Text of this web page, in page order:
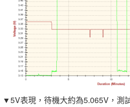
▼5V表現，待機大約為5.065V，測